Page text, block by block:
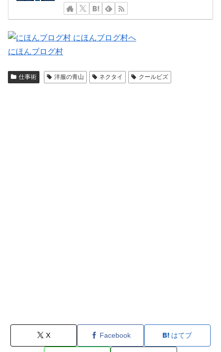
にほんブログ村
仕事術 洋服の青山 ネクタイ クールビズ
X Facebook はてブ